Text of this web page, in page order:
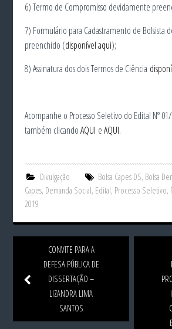
6) Termo de Compromisso devidamente
7) Formulário para Cadastramento de Bolsista
preenchido (disponível aqui);
8) Assinatura dos dois Termos de Ciência
Acompanhe o Processo Seletivo do Edital Nº 01/
também clicandoAQUI eAQUI.
Divulgação Bolsa Capes DS, Bolsa
Capes, Demanda Social, Edital, Processo Seletivo,
2019
CONVITE PARA A
DEFESA PÚBLICA DE
DISSERTAÇÃO –
LIZANDRA LIMA
SANTOS